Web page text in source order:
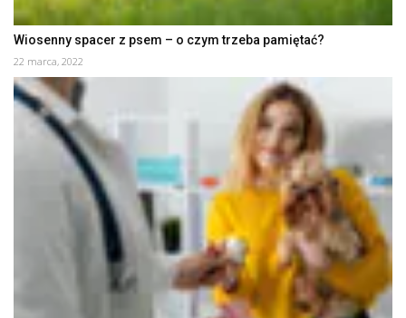
Wiosenny spacer z psem – o czym trzeba pamiętać?
22 marca, 2022